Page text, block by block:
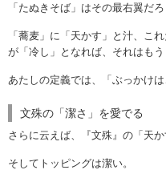
「たぬきそば」はその最右翼だろ
「蕎麦」に「天かす」と汁、こ
が「冷し」となれば、それはもう
あたしの定義では、「ぶっかけ
文殊の「潔さ」を愛でる
さらに云えば、『文殊』の「天か
そしてトッピングは潔い。